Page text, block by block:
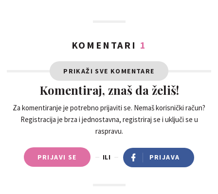
KOMENTARI 1
PRIKAŽI SVE KOMENTARE
Komentiraj, znaš da želiš!
Za komentiranje je potrebno prijaviti se. Nemaš korisnički račun?
Registracija je brza i jednostavna, registriraj se i uključi se u
raspravu.
PRIJAVI SE ILI PRIJAVA